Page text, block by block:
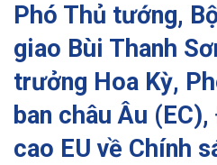
Phó Thủ tướng,
giao Bùi Thanh
trưởng Hoa Kỳ,
ban châu Âu
cao EU về Chính